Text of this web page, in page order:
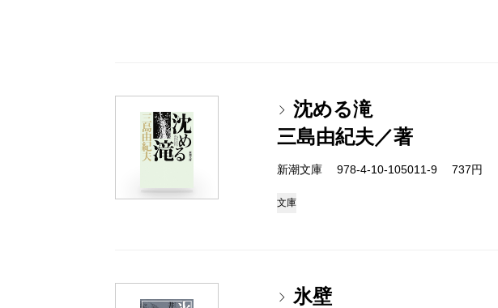
沈める滝
三島由紀夫／著
新潮文庫 978-4-10-105011-9 737円
文庫
氷壁